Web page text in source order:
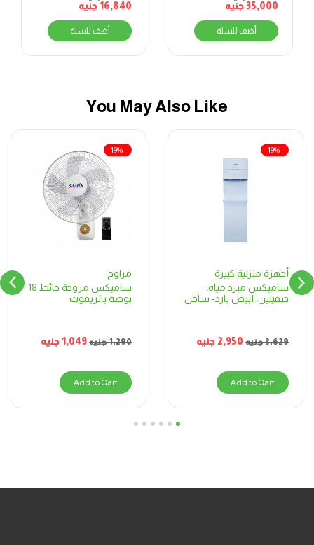
الدقيقة، فضي
35,000جنيه
أضف للسلة
16,840جنيه
أضف للسلة
You May Also Like
أجهزة منزلية كبيرة
ساميكس مبرد مياه،
حنفيتين، أبيض بارد- ساخن
3,629جنيه 2,950 جنيه
-19%
Add to Cart
مراوح
ساميكس مروحة حائط 18
بوصة بالريموت
1,290جنيه 1,049جنيه
-19%
Add to Cart
1
2